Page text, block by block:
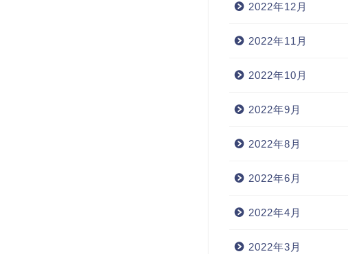
2022年12月
2022年11月
2022年10月
2022年9月
2022年8月
2022年6月
2022年4月
2022年3月